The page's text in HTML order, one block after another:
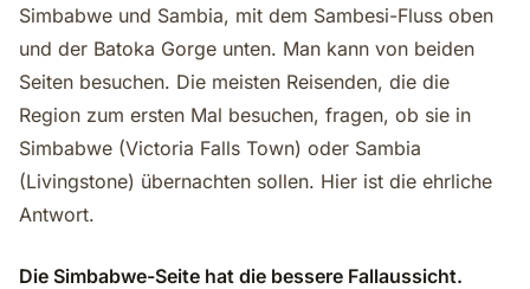
Simbabwe und Sambia, mit dem Sambesi-Fluss oben
und der Batoka Gorge unten. Man kann von beiden
Seiten besuchen. Die meisten Reisenden, die die
Region zum ersten Mal besuchen, fragen, ob sie in
Simbabwe (Victoria Falls Town) oder Sambia
(Livingstone) übernachten sollen. Hier ist die ehrliche
Antwort.
Die Simbabwe-Seite hat die bessere Fallaussicht.